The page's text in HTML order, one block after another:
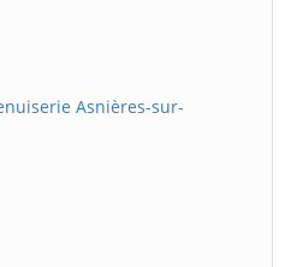
Asnières-sur-